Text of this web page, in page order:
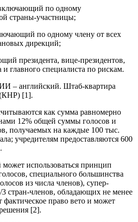
по одному
страны-участницы;
по одному члену от всех
дирекций;
президента, вице-президентов,
и главного специалиста по рискам.
– английский. Штаб-квартира
[1].
как сумма равномерно
12% общей суммы голосов и
получаемых на каждые 100 тыс.
учредителям предоставляются 600
использоваться принцип
специального большинства
из числа членов), супер-
стран-членов, обладающих не менее
право вето и может
[2].